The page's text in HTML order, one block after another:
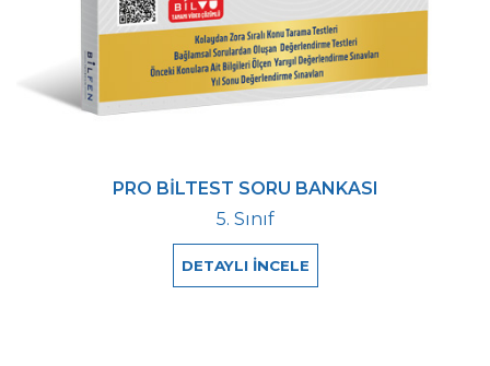
PRO BİLTEST SORU BANKASI
5. Sınıf
DETAYLI İNCELE